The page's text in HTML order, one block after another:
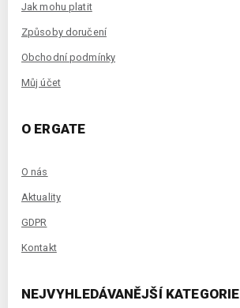
Jak mohu platit
Způsoby doručení
Obchodní podmínky
Můj účet
O ERGATE
O nás
Aktuality
GDPR
Kontakt
NEJVYHLEDÁVANĚJŠÍ KATEGORIE